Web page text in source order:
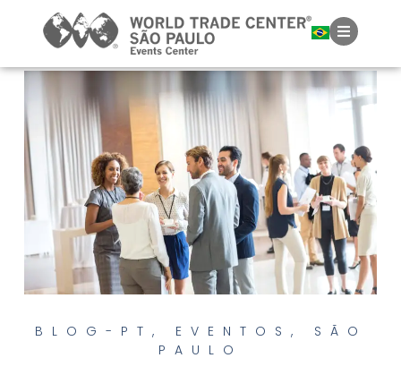
BLOG-PT , EVENTOS , SÃO
PAULO